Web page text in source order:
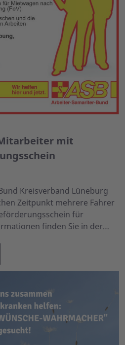
mit
Kreisverband Lüneburg
Zeitpunkt mehrere Fahrer
für
finden Sie in der…